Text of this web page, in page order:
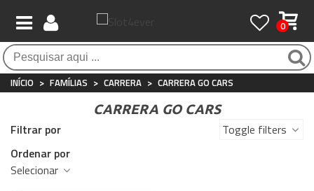
0
Atendimento ao Cliente
Whatsapp+34 697 854 500
Frete grátis / 24 horas
Para compras acima de €90
Pagamento 100% seguro
Compras seguras com SSL o tempo todo
INÍCIO > FAMÍLIAS > CARRERA > CARRERA GO CARS
CARRERA GO CARS
Filtrar por
Toggle filters
Ordenar por
Selecionar